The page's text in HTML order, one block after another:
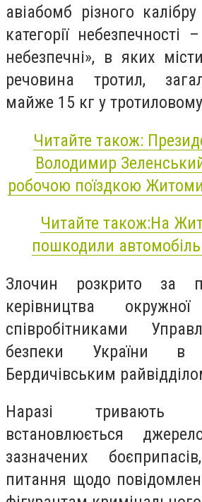
авіабомб різного
категорії небезпечності
небезпечні», в яких
речовина тротил,
майже 15 кг у тротиловому
Читайте також:
Володимир
робочою поїздкою
Читайте також:На
пошкодили
Злочин розкрито за
керівництва
співробітниками
безпеки України в
Бердичівським
Наразі тривають
встановлюється
зазначених
питання щодо